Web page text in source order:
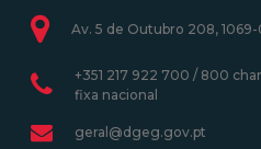
Av. 5 de Outubro 208,
+351 217 922 700 / 800
fixa nacional
geral@dgeg.gov.pt